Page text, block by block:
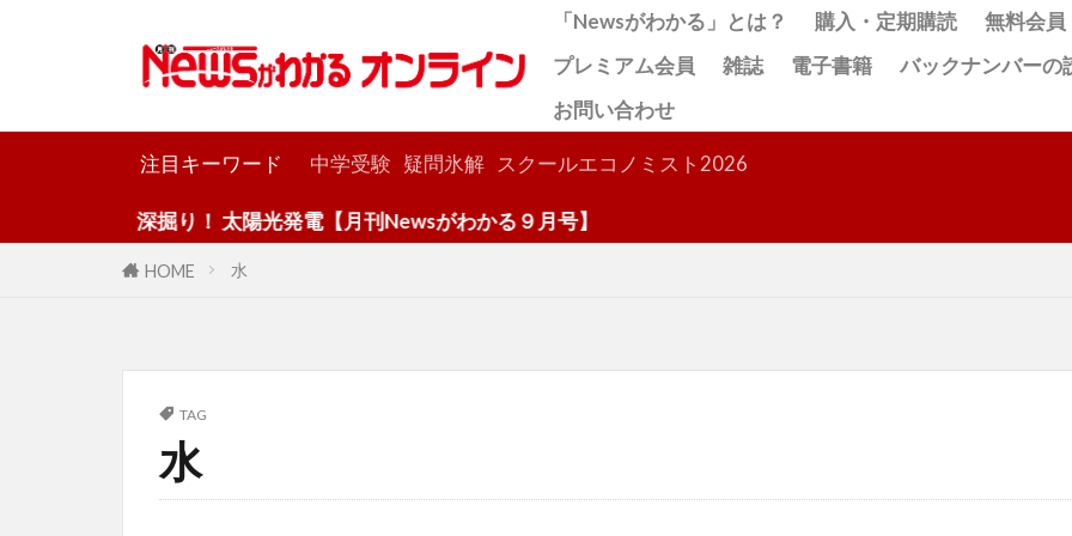
「Newsがわかる」とは？ 購入・定期購読
無料会員
プレミアム会員
雑誌 電子書籍
バックナンバーの
お問い合わせ
注目キーワード 中学受験 疑問氷解 スクールエコノミスト2026
深掘り！ 太陽光発電【月刊Newsがわかる９月号】
HOME 水
TAG
水
検索